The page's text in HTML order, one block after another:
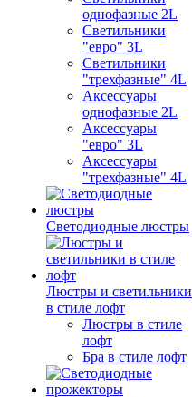
однофазные 2L
Светильники
"евро" 3L
Светильники
"трехфазные" 4L
Аксессуары
однофазные 2L
Аксессуары
"евро" 3L
Аксессуары
"трехфазные" 4L
Светодиодные люстры
Люстры и светильники
в стиле лофт
Люстры в стиле
лофт
Бра в стиле лофт